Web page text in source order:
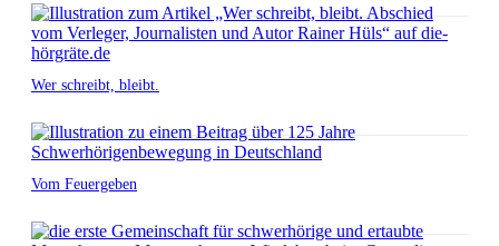
Wer schreibt, bleibt.
Vom Feuergeben